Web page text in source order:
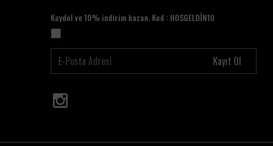
Kaydol ve 10% indirim kazan. Kod : HOSGELDİN10
Kayıt Ol